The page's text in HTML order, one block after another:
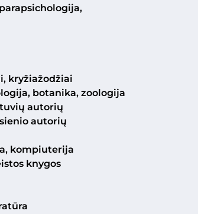
kryžiažodžiai
botanika, zoologija
autorių
autorių
kompiuterija
knygos